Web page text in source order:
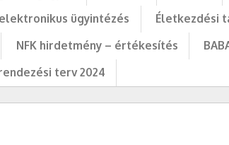
ügyintézés Életkezdési
NFK hirdetmény – értékesítés
terv 2024